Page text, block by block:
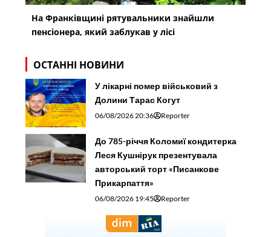
На Франківщині рятувальники знайшли
пенсіонера, який заблукав у лісі
ОСТАННІ НОВИНИ
У лікарні помер військовий з
Долини Тарас Когут
06/08/2026 20:36 Reporter
До 785-річчя Коломиї кондитерка
Леся Кушнірук презентувала
авторський торт «Писанкове
Прикарпаття»
06/08/2026 19:45 Reporter